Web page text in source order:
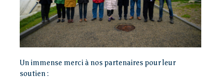
Un immense merci à nos partenaires pour leur
soutien :